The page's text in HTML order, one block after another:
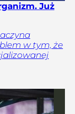
Już
w tym, że